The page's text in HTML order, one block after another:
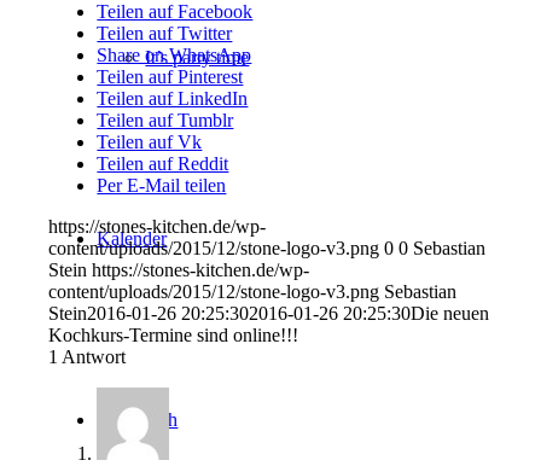
It’s party time
Kalender
Über mich
Teilen auf Facebook
Teilen auf Twitter
Share on WhatsApp
Teilen auf Pinterest
Teilen auf LinkedIn
Teilen auf Tumblr
Teilen auf Vk
Teilen auf Reddit
Per E-Mail teilen
https://stones-kitchen.de/wp-
content/uploads/2015/12/stone-logo-v3.png 0 0 Sebastian
Stein https://stones-kitchen.de/wp-
content/uploads/2015/12/stone-logo-v3.png Sebastian
Stein2016-01-26 20:25:302016-01-26 20:25:30Die neuen
Kochkurs-Termine sind online!!!
1 Antwort